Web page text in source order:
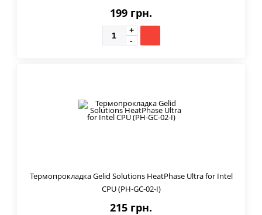
199 грн.
Термопрокладка Gelid Solutions HeatPhase Ultra for Intel
CPU (PH-GC-02-I)
215 грн.